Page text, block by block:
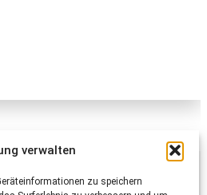
verwalten
zu speichern
STS